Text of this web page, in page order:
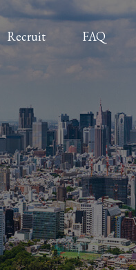
Recruit FAQ